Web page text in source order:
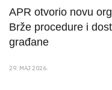
APR otvorio novu
Brže procedure i
građane
29. MAJ 2026.